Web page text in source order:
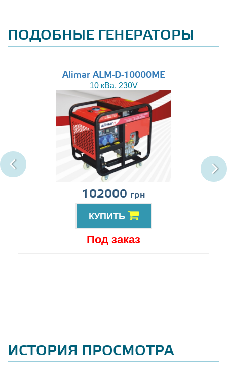
ПОДОБНЫЕ ГЕНЕРАТОРЫ
Alimar ALM-D-10000ME
10 кВа, 230V
102000 грн
КУПИТЬ
Под заказ
ИСТОРИЯ ПРОСМОТРА